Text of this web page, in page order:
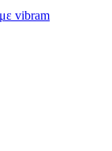
vibram